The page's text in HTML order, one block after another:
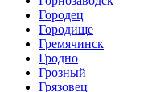
Городец
Городище
Гремячинск
Гродно
Грозный
Грязовец